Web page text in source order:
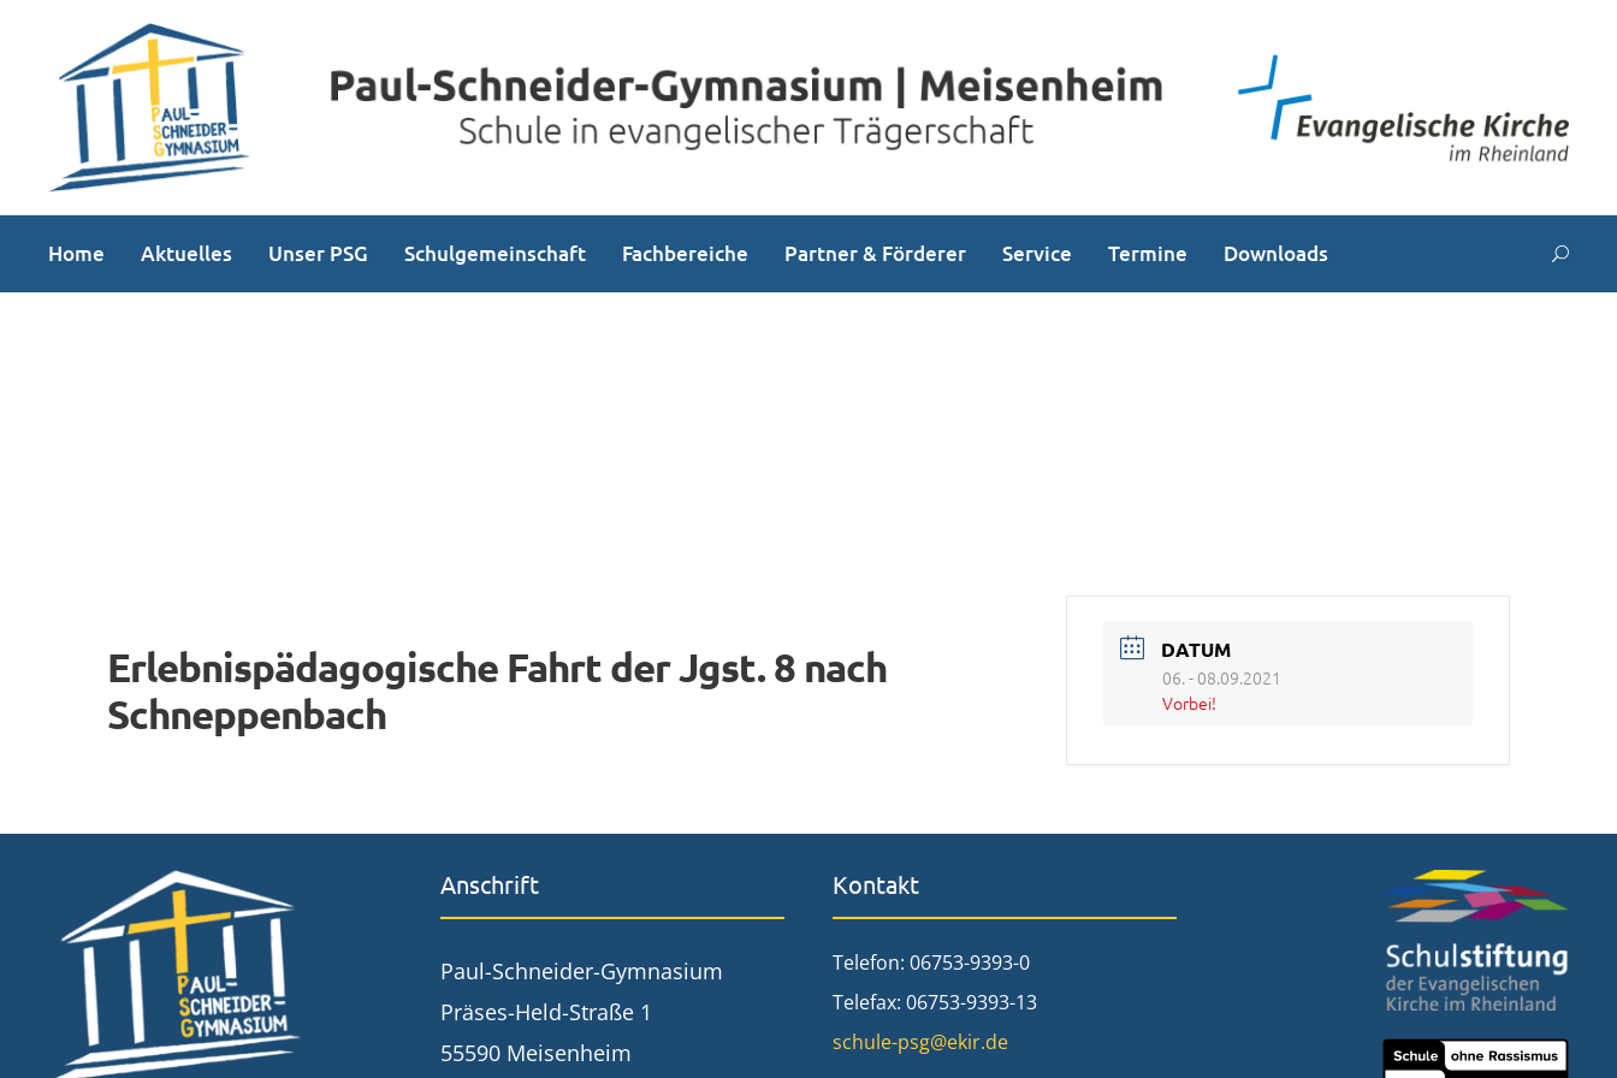
Home Aktuelles Unser PSG Schulgemeinschaft Fachbereiche Partner & Förderer Service Termine Downloads
Erlebnispädagogische Fahrt der Jgst. 8 nach
Schneppenbach
DATUM
06. - 08.09.2021
Vorbei!
Anschrift
Paul-Schneider-Gymnasium
Präses-Held-Straße 1
55590 Meisenheim
Kontakt
Telefon: 06753-9393-0
Telefax: 06753-9393-13
schule-psg@ekir.de